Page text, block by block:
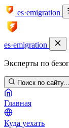
es·emigration
es·emigration
Эксперты по
Поиск по сайту...
Главная
Куда уехать